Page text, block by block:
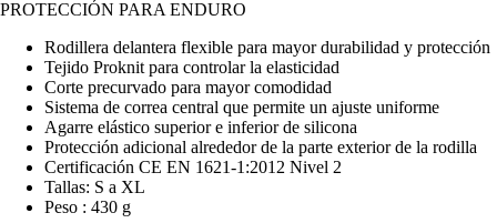
PROTECCIÓN PARA ENDURO
Rodillera delantera flexible para mayor durabilidad y protección
Tejido Proknit para controlar la elasticidad
Corte precurvado para mayor comodidad
Sistema de correa central que permite un ajuste uniforme
Agarre elástico superior e inferior de silicona
Protección adicional alrededor de la parte exterior de la rodilla
Certificación CE EN 1621-1:2012 Nivel 2
Tallas: S a XL
Peso : 430 g